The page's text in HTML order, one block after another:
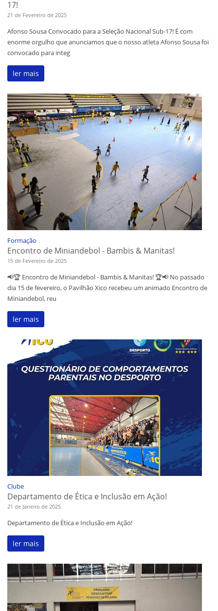
17!
21 de Fevereiro de 2025
Afonso Sousa Convocado para a Seleção Nacional Sub-17! É com
enorme orgulho que anunciamos que o nosso atleta Afonso Sousa foi
convocado para integ
ler mais
Formação
Encontro de Miniandebol - Bambis & Manitas!
15 de Fevereiro de 2025
📢🏆 Encontro de Miniandebol - Bambis & Manitas! 🏆📢 No passado
dia 15 de fevereiro, o Pavilhão Xico recebeu um animado Encontro de
Miniandebol, reu
ler mais
Clube
Departamento de Ética e Inclusão em Ação!
21 de Janeiro de 2025
Departamento de Ética e Inclusão em Ação!
ler mais